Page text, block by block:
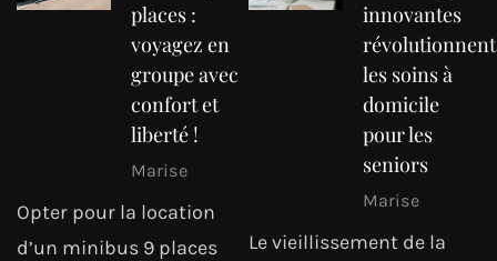
places :
voyagez en
groupe avec
confort et
liberté !
Marise
Opter pour la location
d’un minibus 9 places
innovantes
révolutionnent
les soins à
domicile
pour les
seniors
Marise
Le vieillissement de la